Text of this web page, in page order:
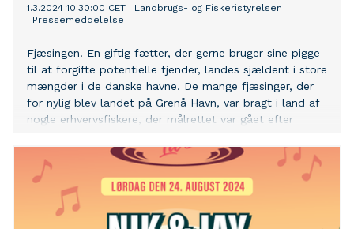
1.3.2024 10:30:00 CET
Landbrugs- og Fiskeristyrelsen
Pressemeddelelse
Fjæsingen. En giftig fætter, der gerne bruger sine pigge
til at forgifte potentielle fjender, landes sjældent i store
mængder i de danske havne. De mange fjæsinger, der
for nylig blev landet på Grenå Havn, var bragt i land af
nogle erhvervsfiskere, der målrettet var gået efter